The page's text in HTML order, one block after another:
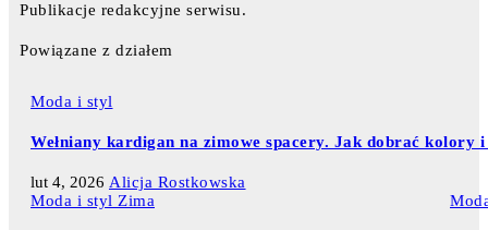
Publikacje redakcyjne serwisu.
Powiązane z działem
Moda i styl
Wełniany kardigan na zimowe spacery. Jak dobrać kolory
lut 4, 2026 Alicja Rostkowska
Moda i styl Zima